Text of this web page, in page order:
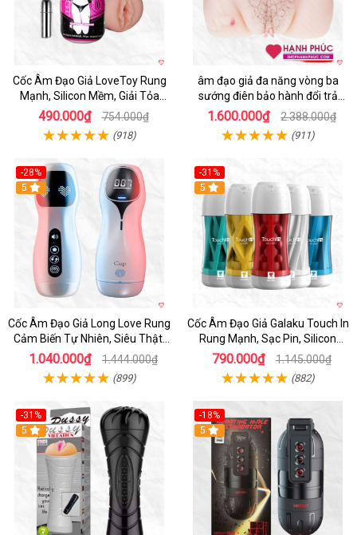
Cốc Âm Đạo Giả LoveToy Rung
Mạnh, Silicon Mềm, Giải Tỏa
Sinh Lý
490.000₫ 754.000₫
(918)
âm đạo giả đa năng vòng ba
sướng điên bảo hành đổi trả
nhanh
1.600.000₫ 2.388.000₫
(911)
-28%
5
Cốc Âm Đạo Giả Long Love Rung
Cảm Biến Tự Nhiên, Siêu Thật,
Sướng
1.040.000₫ 1.444.000₫
(899)
-31%
Hot
5
Cốc Âm Đạo Giả Galaku Touch In
Rung Mạnh, Sạc Pin, Silicon
Mềm
790.000₫ 1.145.000₫
(882)
-31%
5
-18%
5